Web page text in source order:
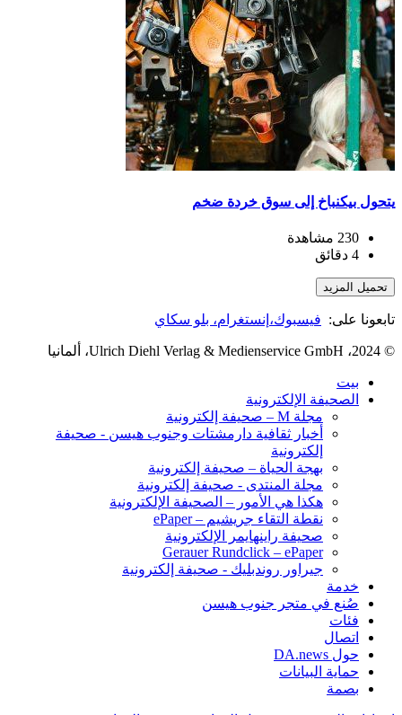
يتحول بيكنباخ إلى سوق خردة ضخم
230 مشاهدة
4 دقائق
تحميل المزيد
تابعونا على: فيسبوك، إنستغرام، بلو سكاي
© 2024، Ulrich Diehl Verlag & Medienservice GmbH، ألمانيا
بيت
الصحيفة الإلكترونية
مجلة M – صحيفة إلكترونية
أخبار ثقافية دارمشتات وجنوب هيسن - صحيفة
إلكترونية
بهجة الحياة – صحيفة إلكترونية
مجلة المنتدى - صحيفة إلكترونية
هكذا هي الأمور – الصحيفة الإلكترونية
نقطة التقاء جريشيم – ePaper
صحيفة راينهايمر الإلكترونية
Gerauer Rundclick – ePaper
جيراور روندبليك - صحيفة إلكترونية
خدمة
صُنع في متجر جنوب هيسن
فئات
اتصال
حول DA.news
حماية البيانات
بصمة